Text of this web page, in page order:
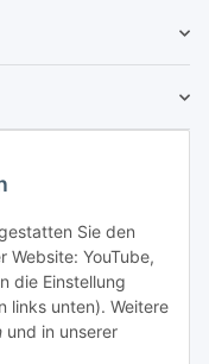
Sie den
Website: YouTube,
die Einstellung
links unten). Weitere
und in unserer